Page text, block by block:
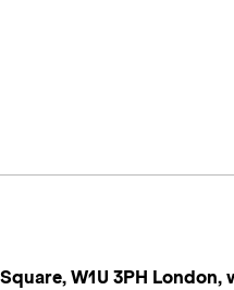
W1U 3PH London,